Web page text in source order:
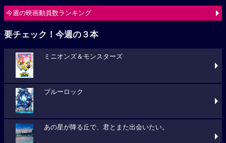
今週の映画動員数ランキング
要チェック！今週の３本
ミニオンズ＆モンスターズ
ブルーロック
あの星が降る丘で、君とまた出会いたい。